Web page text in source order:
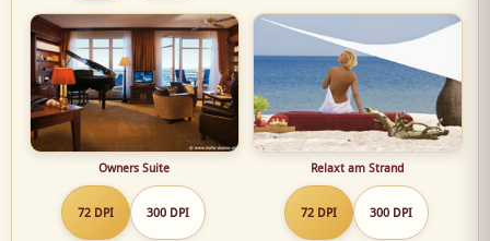
Owners Suite
72 DPI 300 DPI
Relaxt am Strand
72 DPI 300 DPI